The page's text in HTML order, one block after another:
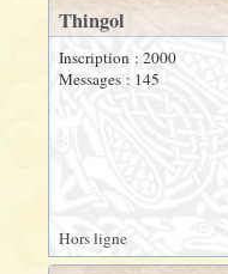
Thingol
Inscription : 2000
Messages : 145
Hors ligne